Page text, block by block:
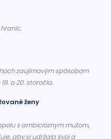
zaujímavým spôsobom
a 20. storočia.
ženy
s ambicióznym mužom,
aby si udržala svoj a